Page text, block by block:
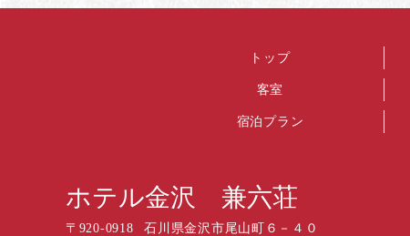
トップ
客室
宿泊プラン
ホテル金沢 兼六荘
〒 920-0918
石川県金沢市尾山町６－４０